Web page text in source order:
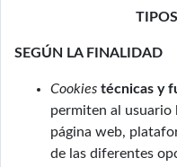
SEGÚN LA FINALIDAD
Cookies técnicas y
permiten al usuario
página web,
de las diferentes